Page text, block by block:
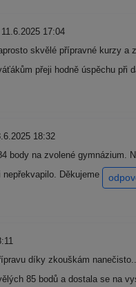
17:04
skvělé přípravné kurzy
přeji hodně úspěchu při
18:32
body na zvolené
Děkujeme
díky zkouškám
85 bodů a dostala se na